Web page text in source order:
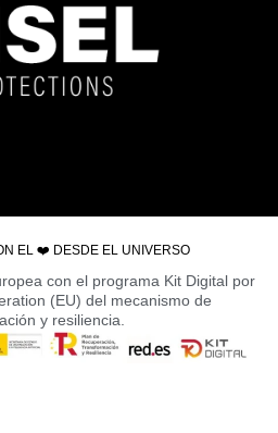
EL ❤️ DESDE EL UNIVERSO
con el programa Kit Digital por
(EU) del mecanismo de
y resiliencia.